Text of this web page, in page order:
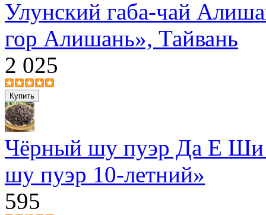
Улунский габа-чай
гор Алишань», Тайвань
2 025
Чёрный шу пуэр Да Е Ши
шу пуэр 10-летний»
595